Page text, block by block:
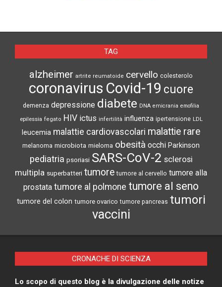
TAG
alzheimer artrite reumatoide cervello colesterolo
coronavirus Covid-19 cuore
demenza depressione diabete DNA emicrania emofilia
epilessia fegato HIV ictus infertilità influenza ipertensione LDL
leucemia malattie cardiovascolari malattie rare
melanoma microbiota mieloma obesità occhi Parkinson
pediatria psoriasi SARS-CoV-2 sclerosi
multipla superbatteri tumore tumore al cervello tumore alla
prostata tumore al polmone tumore al seno
tumore del colon tumore ovarico tumore pancreas tumori
vaccini
CRONACHE DI SCIENZA
Lo scopo di questo blog è la divulgazione delle notize